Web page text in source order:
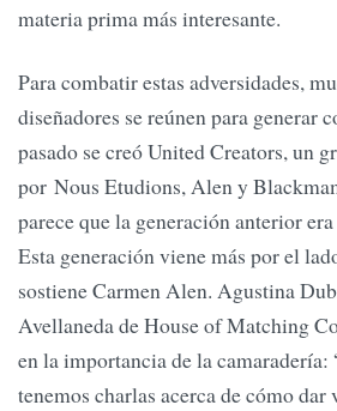
materia prima más interesante.
Para combatir estas adversidades,
diseñadores se reúnen para generar
pasado se creó United Creators, un
por Nous Etudions, Alen y
parece que la generación anterior
Esta generación viene más por el
sostiene Carmen Alen. Agustina
Avellaneda de House of Matching
en la importancia de la camaradería:
tenemos charlas acerca de cómo